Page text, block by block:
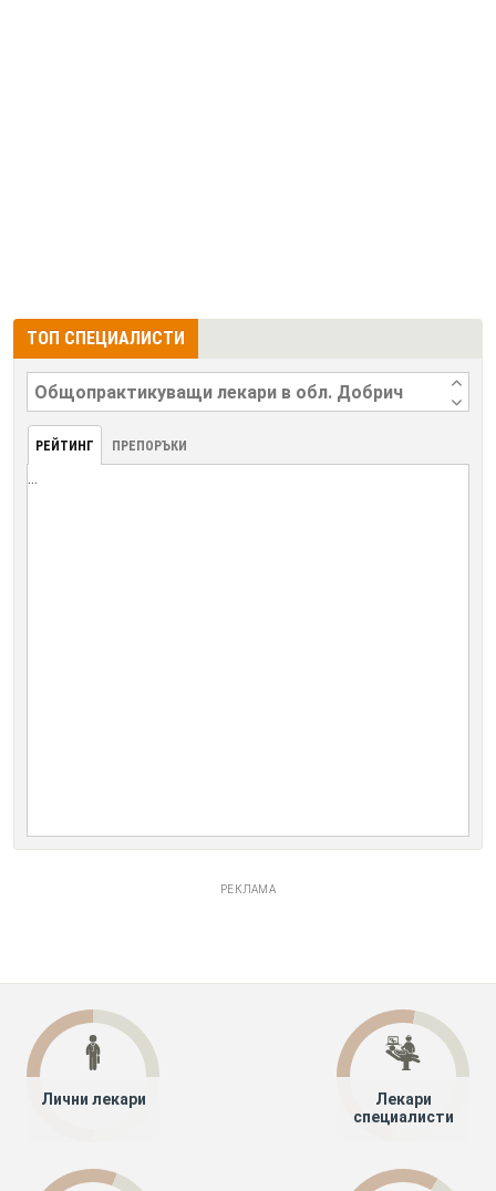
ТОП СПЕЦИАЛИСТИ
РЕЙТИНГ ПРЕПОРЪКИ
...
РЕКЛАМА
Лични лекари
Лекари
специалисти